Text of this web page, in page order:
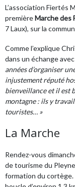
L’association Fiertés
premièreMarche des
7 Laux), sur la
Comme l’explique
dans un échange
années d’organiser
injustement réputé
bienveillance et il est
montagne : ils y
touristes… »
La Marche
Rendez-vous
de tourisme du
formation du